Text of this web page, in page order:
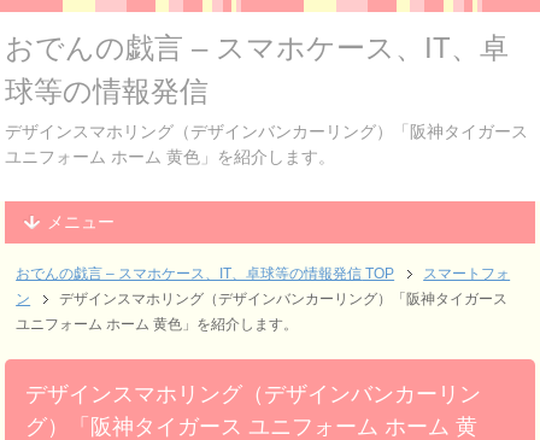
おでんの戯言 – スマホケース、IT、卓
球等の情報発信
デザインスマホリング（デザインバンカーリング）「阪神タイガース
ユニフォーム ホーム 黄色」を紹介します。
メニュー
おでんの戯言 – スマホケース、IT、卓球等の情報発信 TOP
スマートフォ
ン
デザインスマホリング（デザインバンカーリング）「阪神タイガース
ユニフォーム ホーム 黄色」を紹介します。
デザインスマホリング（デザインバンカーリン
グ）「阪神タイガース ユニフォーム ホーム 黄